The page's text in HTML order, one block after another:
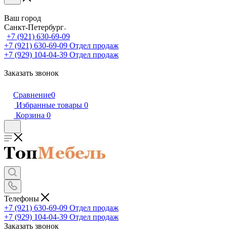
Ваш город
Санкт-Петербург
+7 (921) 630-69-09
+7 (921) 630-69-09 Отдел продаж
+7 (929) 104-04-39 Отдел продаж
Заказать звонок
Сравнение0
Избранные товары 0
Корзина 0
Телефоны
+7 (921) 630-69-09 Отдел продаж
+7 (929) 104-04-39 Отдел продаж
Заказать звонок